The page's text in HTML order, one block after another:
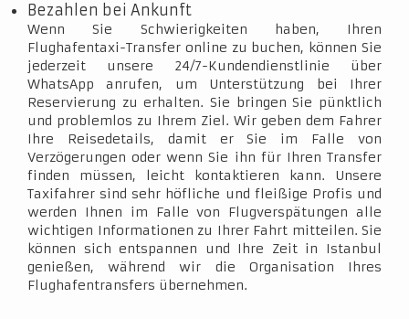
Bezahlen bei Ankunft
Wenn Sie Schwierigkeiten haben, Ihren
Flughafentaxi-Transfer online zu buchen, können Sie
jederzeit unsere 24/7-Kundendienstlinie über
WhatsApp anrufen, um Unterstützung bei Ihrer
Reservierung zu erhalten. Sie bringen Sie pünktlich
und problemlos zu Ihrem Ziel. Wir geben dem Fahrer
Ihre Reisedetails, damit er Sie im Falle von
Verzögerungen oder wenn Sie ihn für Ihren Transfer
finden müssen, leicht kontaktieren kann. Unsere
Taxifahrer sind sehr höfliche und fleißige Profis und
werden Ihnen im Falle von Flugverspätungen alle
wichtigen Informationen zu Ihrer Fahrt mitteilen. Sie
können sich entspannen und Ihre Zeit in Istanbul
genießen, während wir die Organisation Ihres
Flughafentransfers übernehmen.